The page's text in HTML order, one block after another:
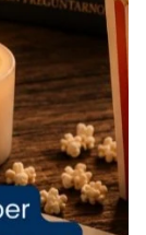
at Catedral
lloc la
al
i als